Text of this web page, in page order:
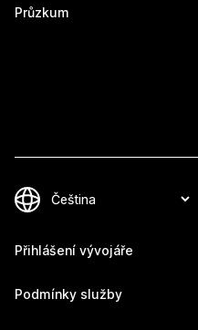
Průzkum
Přihlášení vývojáře
Podmínky služby